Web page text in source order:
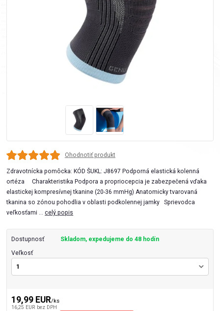
Ohodnotiť produkt
Zdravotnícka pomôcka: KÓD ŠUKL: J8697 Podporná elastická kolenná
ortéza Charakteristika Podpora a propriocepcia je zabezpečená vďaka
elastickej kompresívnej tkanine (20-36 mmHg) Anatomicky tvarovaná
tkanina so zónou pohodlia v oblasti podkolennej jamky Sprievodca
veľkosťami ...celý popis
Dostupnosť Skladom, expedujeme do 48 hodín
Veľkosť
19,99 EUR/ks
16,25 EUR bez DPH